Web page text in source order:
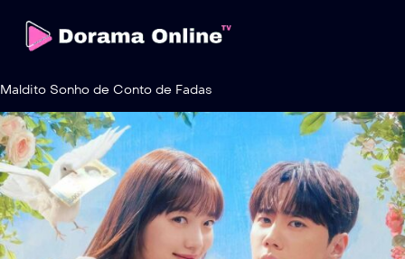
Maldito Sonho de Conto de Fadas